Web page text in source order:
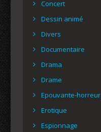
Concert
Dessin animé
Divers
Documentaire
Drama
Drame
Epouvante-horreur
Erotique
Espionnage